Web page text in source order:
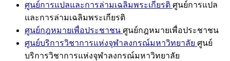
ศูนย์การแปลและการล่ามเฉลิมพระเกียรติ ศูนย์การแปล
และการล่ามเฉลิมพระเกียรติ
ศูนย์กฎหมายเพื่อประชาชน ศูนย์กฎหมายเพื่อประชาชน
ศูนย์บริการวิชาการแห่งจุฬาลงกรณ์มหาวิทยาลัย ศูนย์
บริการวิชาการแห่งจุฬาลงกรณ์มหาวิทยาลัย